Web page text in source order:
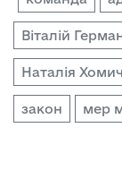
Віталій
Наталія Хомич
закон мер